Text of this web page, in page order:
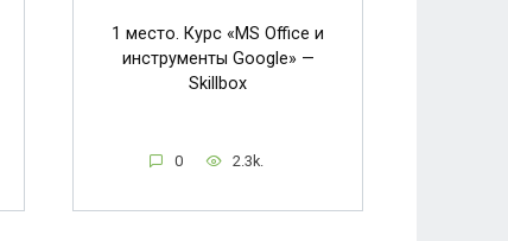
1 место. Курс «MS Office и
инструменты Google» —
Skillbox
0 2.3k.